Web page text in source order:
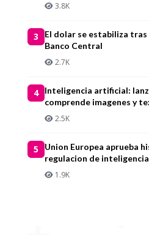
3.8K
3
El dolar se estabiliza tras
Banco Central
2.7K
4
Inteligencia artificial:
comprende imagenes y
2.5K
5
Union Europea aprueba
regulacion de
1.9K